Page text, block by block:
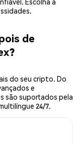
de
do seu cripto. Do
e
são suportados pela
24/7.